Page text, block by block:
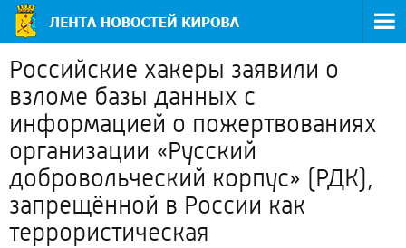
Российские хакеры заявили о
взломе базы данных с
информацией о пожертвованиях
организации «Русский
добровольческий корпус» (РДК),
запрещённой в России как
террористическая